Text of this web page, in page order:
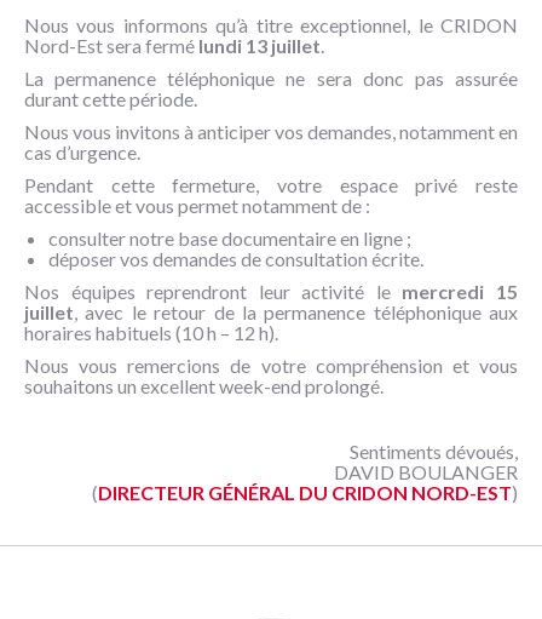
CONNAÎTRE
CONTACT
Nous vous informons qu’à titre exceptionnel, le CRIDON
Nord-Est sera fermé lundi 13 juillet.
La permanence téléphonique ne sera donc pas assurée
durant cette période.
Nous vous invitons à anticiper vos demandes, notamment en
cas d’urgence.
Pendant cette fermeture, votre espace privé reste
accessible et vous permet notamment de :
consulter notre base documentaire en ligne ;
déposer vos demandes de consultation écrite.
Nos équipes reprendront leur activité le mercredi 15
juillet, avec le retour de la permanence téléphonique aux
horaires habituels (10 h – 12 h).
Nous vous remercions de votre compréhension et vous
souhaitons un excellent week-end prolongé.
Sentiments dévoués,
DAVID BOULANGER
(DIRECTEUR GÉNÉRAL DU CRIDON NORD-EST)